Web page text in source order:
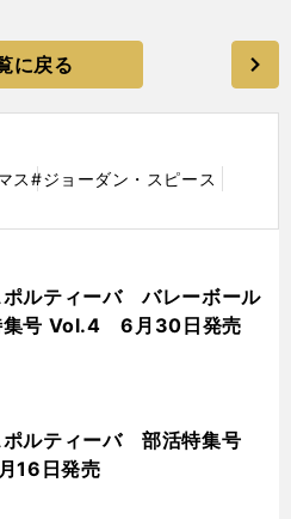
に戻る
ス#ジョーダン・スピース
ポルティーバ バレーボール
集号 Vol.4 6月30日発売
ポルティーバ 部活特集号
16日発売